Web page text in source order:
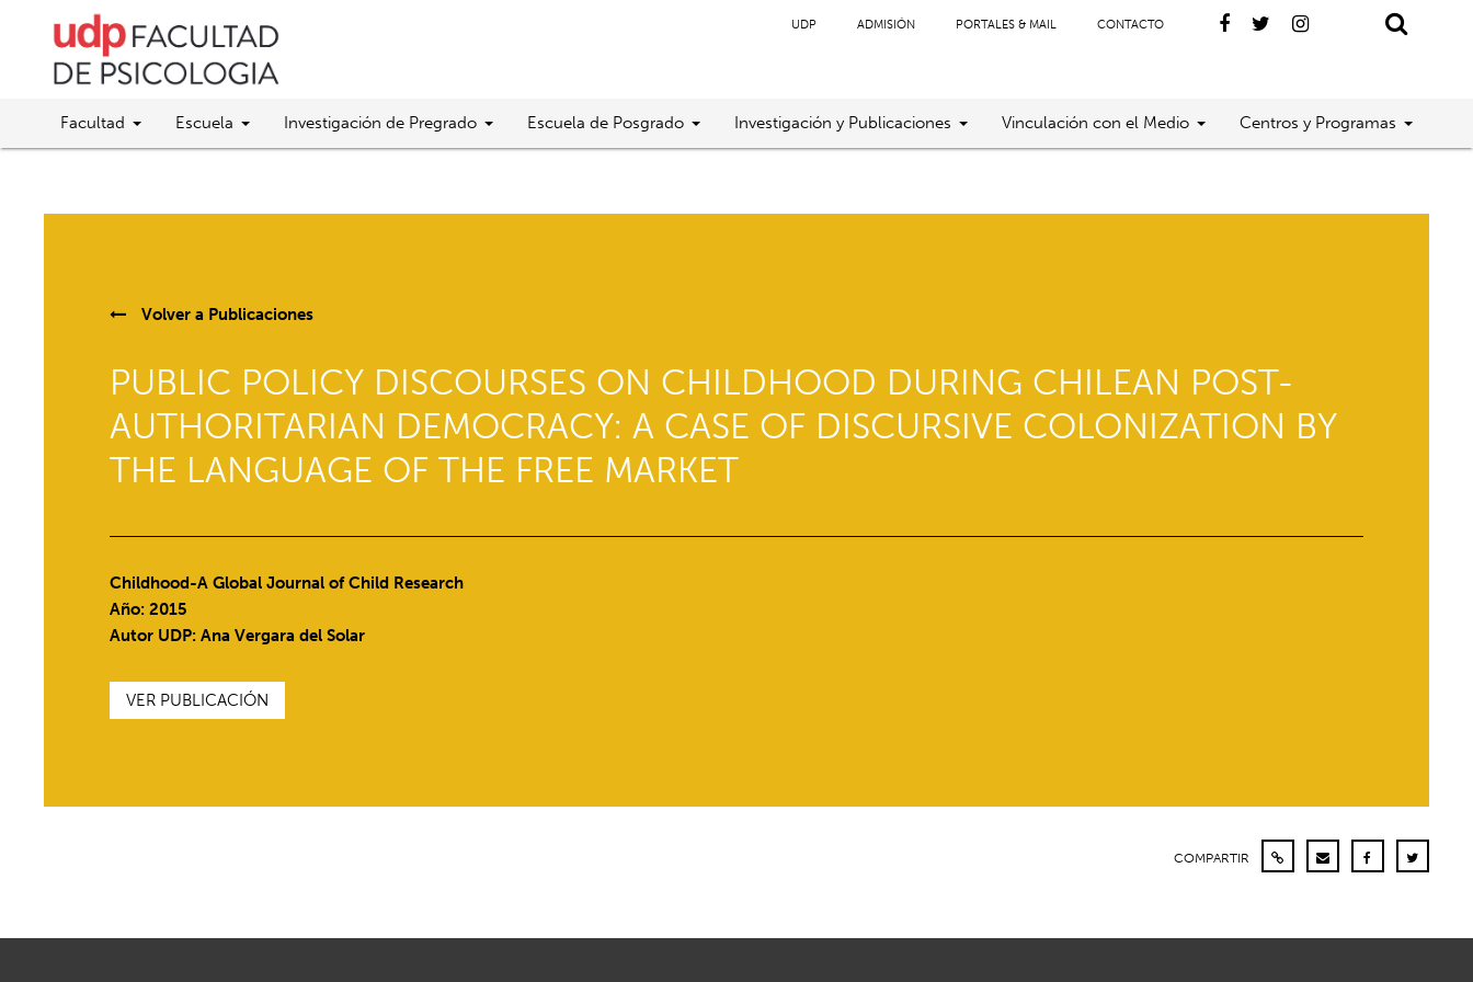
UDP ADMISIÓN PORTALES & MAIL CONTACTO
Facultad Escuela Investigación de Pregrado Escuela de Posgrado Investigación y Publicaciones Vinculación con el Medio Centros y Programas
Volver a Publicaciones
PUBLIC POLICY DISCOURSES ON CHILDHOOD DURING CHILEAN POST-
AUTHORITARIAN DEMOCRACY: A CASE OF DISCURSIVE COLONIZATION BY
THE LANGUAGE OF THE FREE MARKET
Childhood-A Global Journal of Child Research
Año: 2015
Autor UDP:Ana Vergara del Solar
VER PUBLICACIÓN
COMPARTIR